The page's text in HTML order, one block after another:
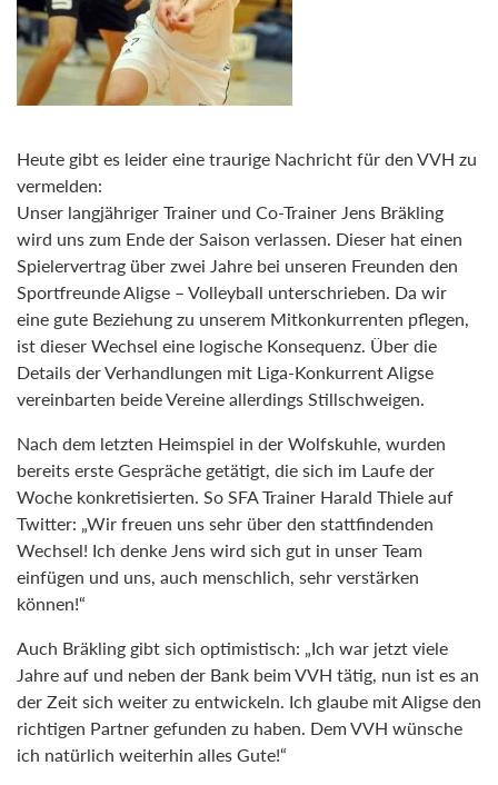
Heute gibt es leider eine traurige Nachricht für den VVH zu
vermelden:
Unser langjähriger Trainer und Co-Trainer Jens Bräkling
wird uns zum Ende der Saison verlassen. Dieser hat einen
Spielervertrag über zwei Jahre bei unseren Freunden den
Sportfreunde Aligse – Volleyball unterschrieben. Da wir
eine gute Beziehung zu unserem Mitkonkurrenten pflegen,
ist dieser Wechsel eine logische Konsequenz. Über die
Details der Verhandlungen mit Liga-Konkurrent Aligse
vereinbarten beide Vereine allerdings Stillschweigen.
Nach dem letzten Heimspiel in der Wolfskuhle, wurden
bereits erste Gespräche getätigt, die sich im Laufe der
Woche konkretisierten. So SFA Trainer Harald Thiele auf
Twitter: „Wir freuen uns sehr über den stattfindenden
Wechsel! Ich denke Jens wird sich gut in unser Team
einfügen und uns, auch menschlich, sehr verstärken
können!“
Auch Bräkling gibt sich optimistisch: „Ich war jetzt viele
Jahre auf und neben der Bank beim VVH tätig, nun ist es an
der Zeit sich weiter zu entwickeln. Ich glaube mit Aligse den
richtigen Partner gefunden zu haben. Dem VVH wünsche
ich natürlich weiterhin alles Gute!“